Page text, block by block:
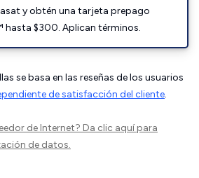
y obtén una tarjeta prepago
hasta $300. Aplican términos.
se basa en las reseñas de los usuarios
de satisfacción del cliente.
de Internet? Da clic aquípara
de datos.